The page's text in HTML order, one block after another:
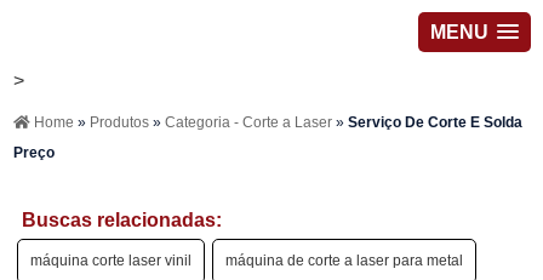
MENU
>
Home » Produtos»Categoria - Corte a Laser»Serviço De Corte E Solda
Preço
Buscas relacionadas:
máquina corte laser vinil máquina de corte a laser para metal